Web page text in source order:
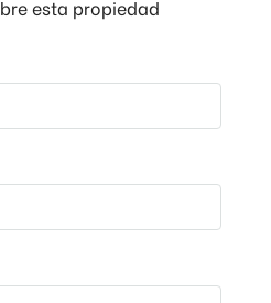
esta propiedad